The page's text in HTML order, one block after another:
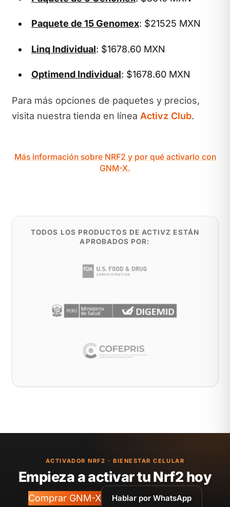
Paquete de 15 Genomex: $21525 MXN
Linq Individual: $1678.60 MXN
Optimend Individual: $1678.60 MXN
Para más opciones de paquetes y precios,
visita nuestra tienda en línea Activz Club.
Más información sobre NRF2 y por qué activarlo con
GNM-X.
TODOS LOS PRODUCTOS DE ACTIVZ ESTÁN
APROBADOS POR:
ACTIVADOR NRF2 · BIENESTAR CELULAR
Empieza a activar tu Nrf2 hoy
Comprar GNM-X Hablar por WhatsApp